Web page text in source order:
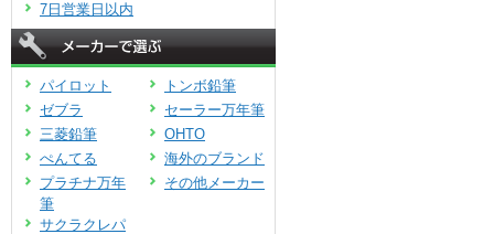
7日営業日以内
パイロット
ゼブラ
三菱鉛筆
ぺんてる
プラチナ万年
筆
サクラクレパ
トンボ鉛筆
セーラー万年筆
OHTO
海外のブランド
その他メーカー